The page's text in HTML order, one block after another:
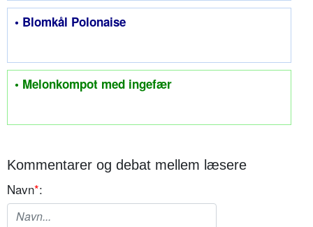
• Blomkål Polonaise
• Melonkompot med ingefær
Kommentarer og debat mellem læsere
Navn*: